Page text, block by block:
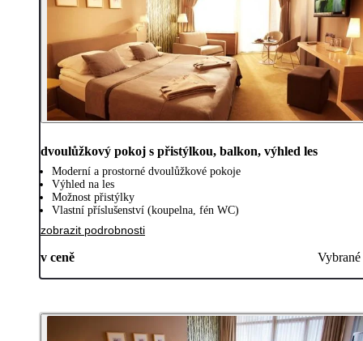
dvoulůžkový pokoj s přistýlkou, balkon, výhled les
Moderní a prostorné dvoulůžkové pokoje
Výhled na les
Možnost přistýlky
Vlastní příslušenství (koupelna, fén WC)
zobrazit podrobnosti
v ceně Vybrané